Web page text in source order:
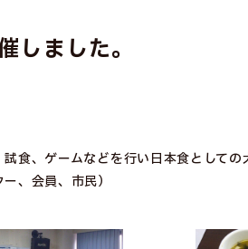
しました。
食、ゲームなどを行い日本食としての
、会員、市民）